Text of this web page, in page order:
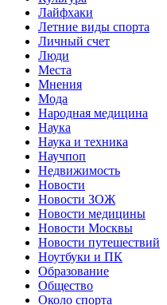
Лайфхаки
Летние виды спорта
Личный счет
Люди
Места
Мнения
Мода
Народная медицина
Наука
Наука и техника
Научпоп
Недвижимость
Новости
Новости ЗОЖ
Новости медицины
Новости Москвы
Новости путешествий
Ноутбуки и ПК
Образование
Общество
Около спорта